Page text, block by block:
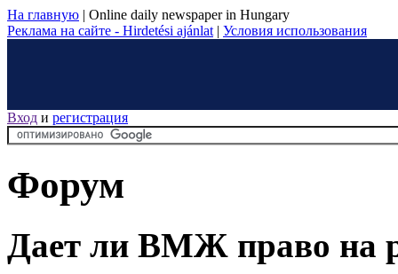
На главную | Online daily newspaper in Hungary
Реклама на сайте - Hirdetési ajánlat | Условия использования
Вход и регистрация
Форум
Дает ли ВМЖ право на